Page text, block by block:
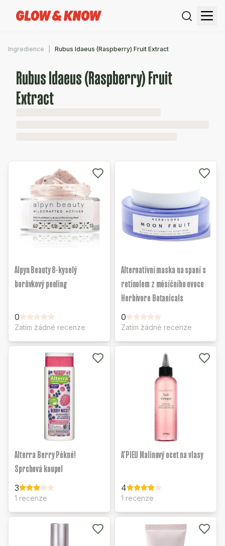
Ingredience Rubus Idaeus (Raspberry) Fruit Extract
Rubus Idaeus (Raspberry) Fruit
Extract
Alpyn Beauty 8-kyselý
borůvkový peeling
0
Zatím žádné recenze
Alternativní maska na spaní s
retinolem z měsíčního ovoce
Herbivore Botanicals
0
Zatím žádné recenze
Alterra Berry Pěkné!
Sprchová koupel
3
1 recenze
A'PIEU Malinový ocet na vlasy
4
1 recenze